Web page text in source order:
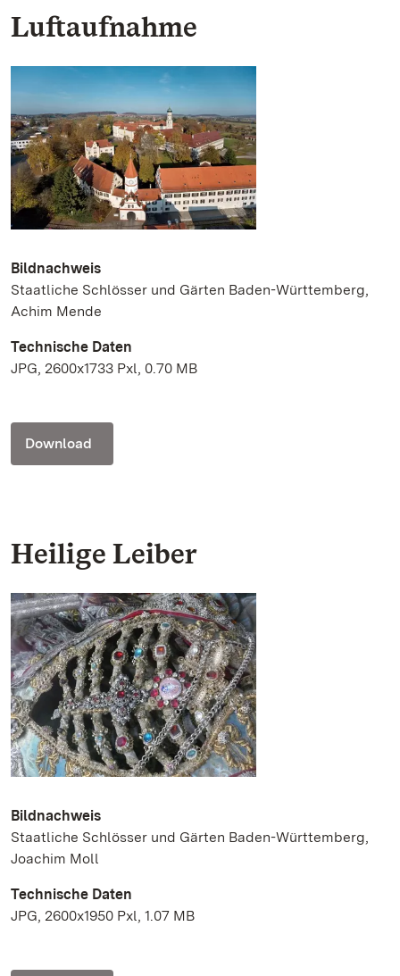
Luftaufnahme
Bildnachweis
Staatliche Schlösser und Gärten Baden-Württemberg,
Achim Mende
Technische Daten
JPG, 2600x1733 Pxl, 0.70 MB
Download
Heilige Leiber
Bildnachweis
Staatliche Schlösser und Gärten Baden-Württemberg,
Joachim Moll
Technische Daten
JPG, 2600x1950 Pxl, 1.07 MB